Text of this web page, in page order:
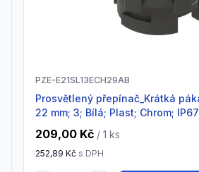
PZE-E21SL13ECH29AB
Prosvětlený přepínač_Krátká páka; Průměr otvoru
22 mm; 3; Bílá; Plast; Chrom; IP67
209,00 Kč / 1 ks
252,89 Kč s DPH